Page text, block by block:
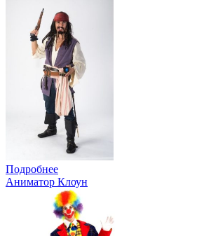
Подробнее
Аниматор Клоун